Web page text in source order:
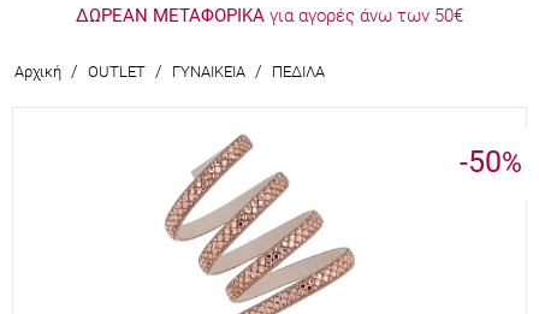
ΔΩΡΕΑΝ ΜΕΤΑΦΟΡΙΚΑ για αγορές άνω των 50€
Αρχική / OUTLET / ΓΥΝΑΙΚΕΙΑ / ΠΕΔΙΛΑ
-50%